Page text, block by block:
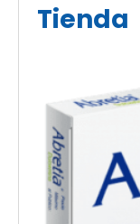
Tienda